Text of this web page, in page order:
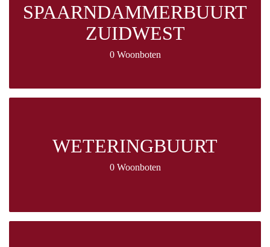
SPAARNDAMMERBUURT
ZUIDWEST
0 Woonboten
WETERINGBUURT
0 Woonboten